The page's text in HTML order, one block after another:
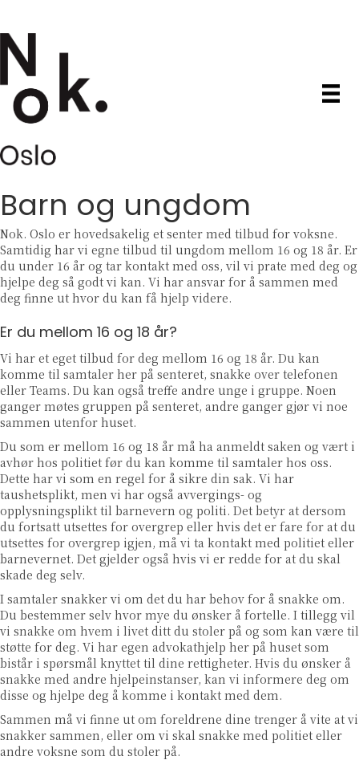
Barn og ungdom
Nok. Oslo er hovedsakelig et senter med tilbud for voksne.
Samtidig har vi egne tilbud til ungdom mellom 16 og 18 år. Er
du under 16 år og tar kontakt med oss, vil vi prate med deg og
hjelpe deg så godt vi kan. Vi har ansvar for å sammen med
deg finne ut hvor du kan få hjelp videre.
Er du mellom 16 og 18 år?
Vi har et eget tilbud for deg mellom 16 og 18 år. Du kan
komme til samtaler her på senteret, snakke over telefonen
eller Teams. Du kan også treffe andre unge i gruppe. Noen
ganger møtes gruppen på senteret, andre ganger gjør vi noe
sammen utenfor huset.
Du som er mellom 16 og 18 år må ha anmeldt saken og vært i
avhør hos politiet før du kan komme til samtaler hos oss.
Dette har vi som en regel for å sikre din sak. Vi har
taushetsplikt, men vi har også avvergings- og
opplysningsplikt til barnevern og politi. Det betyr at dersom
du fortsatt utsettes for overgrep eller hvis det er fare for at du
utsettes for overgrep igjen, må vi ta kontakt med politiet eller
barnevernet. Det gjelder også hvis vi er redde for at du skal
skade deg selv.
I samtaler snakker vi om det du har behov for å snakke om.
Du bestemmer selv hvor mye du ønsker å fortelle. I tillegg vil
vi snakke om hvem i livet ditt du stoler på og som kan være til
støtte for deg. Vi har egen advokathjelp her på huset som
bistår i spørsmål knyttet til dine rettigheter. Hvis du ønsker å
snakke med andre hjelpeinstanser, kan vi informere deg om
disse og hjelpe deg å komme i kontakt med dem.
Sammen må vi finne ut om foreldrene dine trenger å vite at vi
snakker sammen, eller om vi skal snakke med politiet eller
andre voksne som du stoler på.